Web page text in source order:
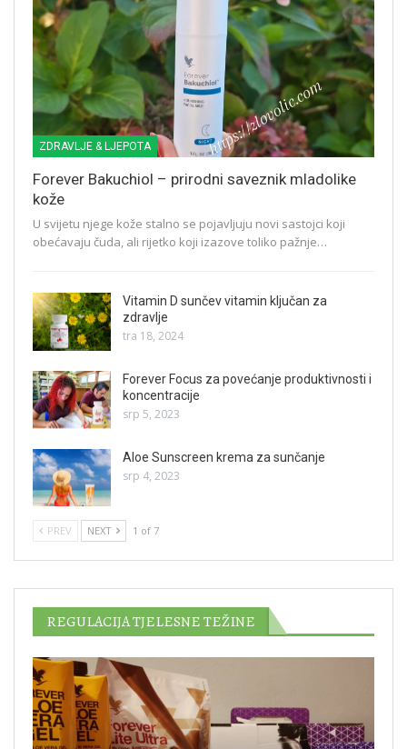
ZDRAVLJE & LJEPOTA
Forever Bakuchiol – prirodni saveznik mladolike
kože
U svijetu njege kože stalno se pojavljuju novi sastojci koji
obećavaju čuda, ali rijetko koji izazove toliko pažnje…
Vitamin D sunčev vitamin ključan za
zdravlje
tra 18, 2024
Forever Focus za povećanje produktivnosti i
koncentracije
srp 5, 2023
Aloe Sunscreen krema za sunčanje
srp 4, 2023
PREV NEXT 1 of 7
REGULACIJA TJELESNE TEŽINE